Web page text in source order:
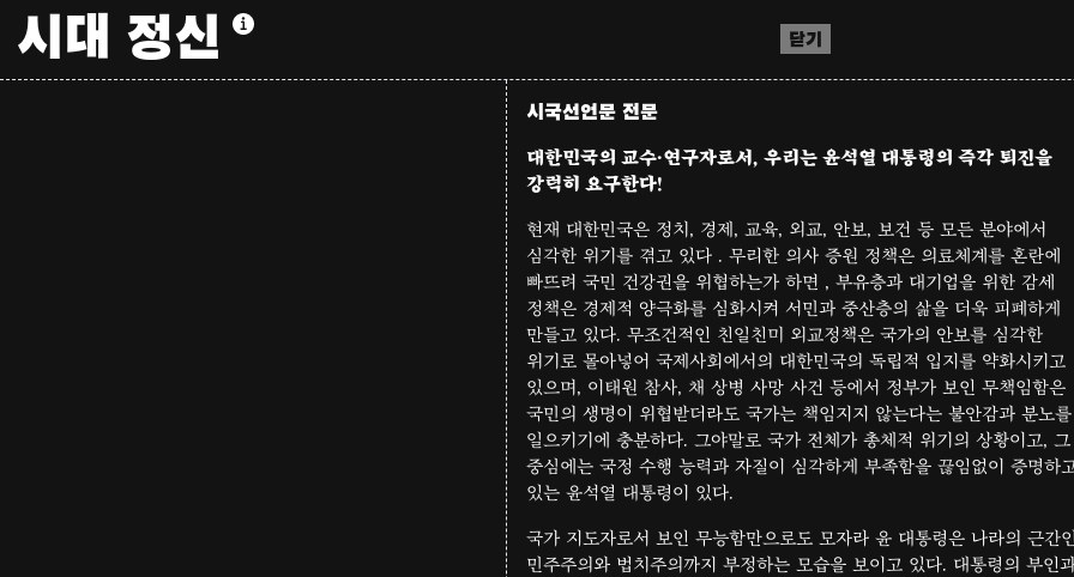
시대 정신 닫기
시국선언문 전문
대한민국의 교수·연구자로서, 우리는 윤석열 대통령의 즉각 퇴진을
강력히 요구한다!
현재 대한민국은 정치, 경제, 교육, 외교, 안보, 보건 등 모든 분야에서
심각한 위기를 겪고 있다 . 무리한 의사 증원 정책은 의료체계를 혼란에
빠뜨려 국민 건강권을 위협하는가 하면 , 부유층과 대기업을 위한 감세
정책은 경제적 양극화를 심화시켜 서민과 중산층의 삶을 더욱 피폐하게
만들고 있다. 무조건적인 친일친미 외교정책은 국가의 안보를 심각한
위기로 몰아넣어 국제사회에서의 대한민국의 독립적 입지를 약화시키고
있으며, 이태원 참사, 채 상병 사망 사건 등에서 정부가 보인 무책임함은
국민의 생명이 위협받더라도 국가는 책임지지 않는다는 불안감과 분노를
일으키기에 충분하다. 그야말로 국가 전체가 총체적 위기의 상황이고, 그
중심에는 국정 수행 능력과 자질이 심각하게 부족함을 끊임없이 증명하
있는 윤석열 대통령이 있다.
국가 지도자로서 보인 무능함만으로도 모자라 윤 대통령은 나라의 근간인
민주주의와 법치주의까지 부정하는 모습을 보이고 있다. 대통령의 부인